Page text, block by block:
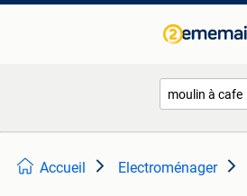
Accueil Electroménager